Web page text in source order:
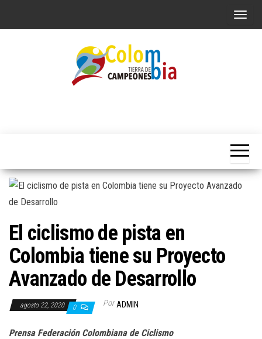
A
l
a
n
El ciclismo de pista en
Colombia tiene su Proyecto
Avanzado de Desarrollo
agosto 22, 2020 0 Por ADMIN
Prensa Federación Colombiana de Ciclismo